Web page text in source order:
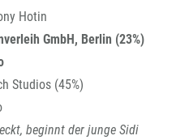
Hotin
GmbH, Berlin (23%)
Studios (45%)
beginnt der junge Sidi